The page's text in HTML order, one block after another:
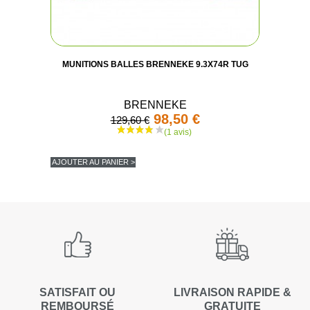
MUNITIONS BALLES BRENNEKE 9.3X74R TUG
BRENNEKE
129,60 € 98,50 €
AJOUTER AU PANIER >
SATISFAIT OU
REMBOURSÉ
LIVRAISON RAPIDE &
GRATUITE